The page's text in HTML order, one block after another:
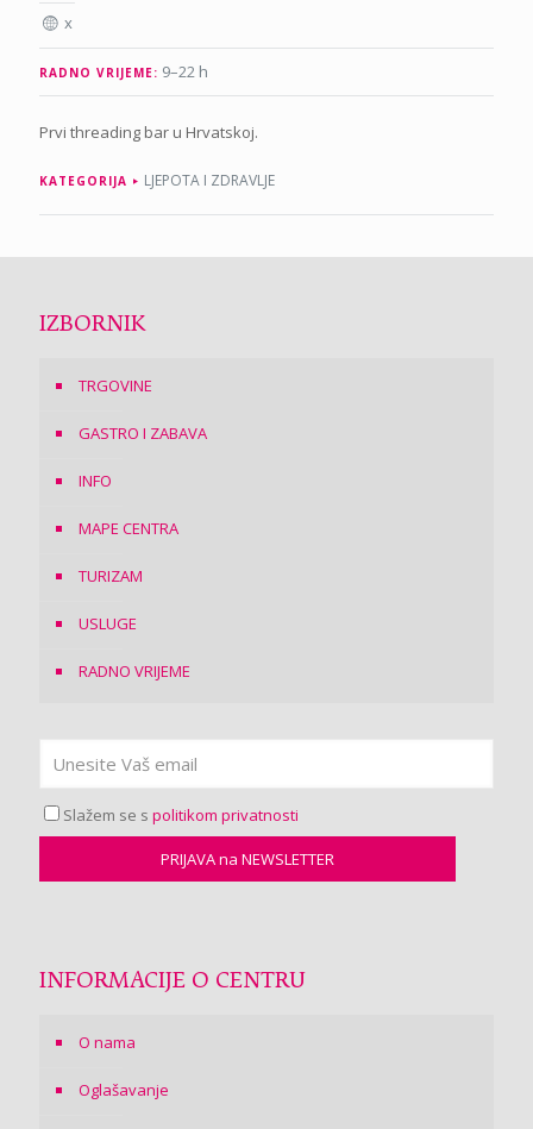
x
RADNO VRIJEME: 9–22 h
Prvi threading bar u Hrvatskoj.
KATEGORIJA LJEPOTA I ZDRAVLJE
IZBORNIK
TRGOVINE
GASTRO I ZABAVA
INFO
MAPE CENTRA
TURIZAM
USLUGE
RADNO VRIJEME
Slažem se s politikom privatnosti
INFORMACIJE O CENTRU
O nama
Oglašavanje